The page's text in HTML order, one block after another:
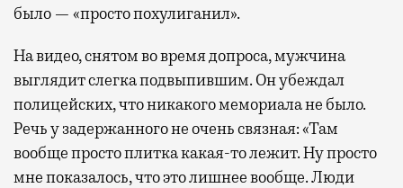
было — «просто похулиганил».
На видео, снятом во время допроса, мужчина
выглядит слегка подвыпившим. Он убеждал
полицейских, что никакого мемориала не было.
Речь у задержанного не очень связная: «Там
вообще просто плитка какая-то лежит. Ну просто
мне показалось, что это лишнее вообще. Люди